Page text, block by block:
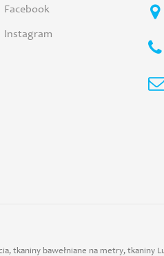
Facebook
Instagram
tkaniny bawełniane na metry, tkaniny